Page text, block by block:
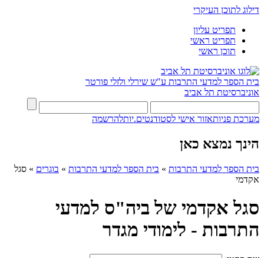
דילוג לתוכן העיקרי
תפריט עליון
תפריט ראשי
תוכן ראשי
בית הספר למדעי התרבות ע"ש שירלי ולזלי פורטר
אוניברסיטת תל אביב
מערכת פניותאזור אישי לסטודנטים.יותלהרשמה
הינך נמצא כאן
בית הספר למדעי התרבות » בית הספר למדעי התרבות » בוגרים » סגל
אקדמי
סגל אקדמי של ביה"ס למדעי
התרבות - לימודי מגדר